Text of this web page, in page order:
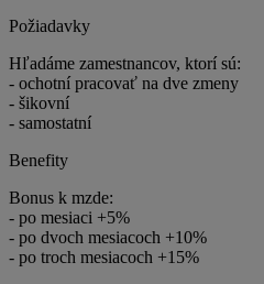
Požiadavky
Hľadáme zamestnancov, ktorí sú:
- ochotní pracovať na dve zmeny
- šikovní
- samostatní
Benefity
Bonus k mzde:
- po mesiaci +5%
- po dvoch mesiacoch +10%
- po troch mesiacoch +15%